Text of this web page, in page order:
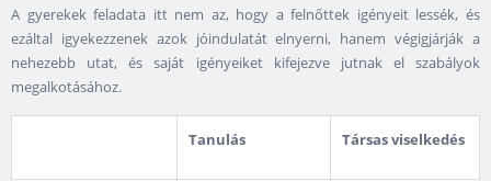
A gyerekek feladata itt nem az, hogy a felnőttek igényeit lessék, és
ezáltal igyekezzenek azok jóindulatát elnyerni, hanem végigjárják a
nehezebb utat, és saját igényeiket kifejezve jutnak el szabályok
megalkotásához.
Tanulás Társas viselkedés